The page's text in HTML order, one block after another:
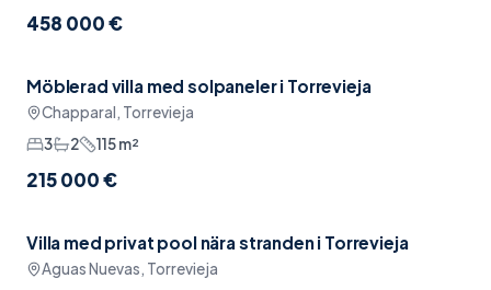
458 000 €
Möblerat
Möblerad villa med solpaneler i Torrevieja
Chapparal, Torrevieja
3
2 115m²
215 000 €
Pool
Villa med privat pool nära stranden i Torrevieja
Aguas Nuevas, Torrevieja